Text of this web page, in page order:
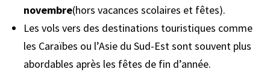
novembre(hors vacances scolaires et fêtes).
Les vols vers des destinations touristiques comme
les Caraïbes ou l’Asie du Sud-Est sont souvent plus
abordables après les fêtes de fin d’année.